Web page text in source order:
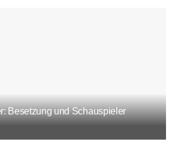
Besetzung und Schauspieler